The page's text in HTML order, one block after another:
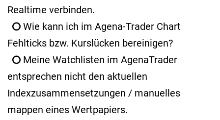
Realtime verbinden.
Wie kann ich im Agena-Trader Chart
Fehlticks bzw. Kurslücken bereinigen?
Meine Watchlisten im AgenaTrader
entsprechen nicht den aktuellen
Indexzusammensetzungen / manuelles
mappen eines Wertpapiers.